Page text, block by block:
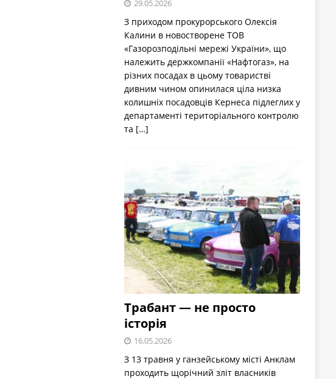
29.05.2026
З приходом прокурорського Олексія
Калини в новостворене ТОВ
«Газорозподільні мережі України», що
належить держкомпанії «Нафтогаз», на
різних посадах в цьому товаристві
дивним чином опинилася ціла низка
колишніх посадовців Кернеса підлеглих у
департаменті територіального контролю
та […]
Трабант — не просто
історія
16.05.2026
З 13 травня у ганзейському місті Анклам
проходить щорічний зліт власників